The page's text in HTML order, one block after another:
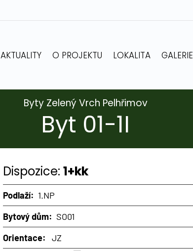
AKTUALITY O PROJEKTU LOKALITA GALERIE
Byty Zelený Vrch Pelhřimov
Byt 01-1I
Dispozice:1+kk
Podlaží: 1.NP
Bytový dům: SO01
Orientace: JZ